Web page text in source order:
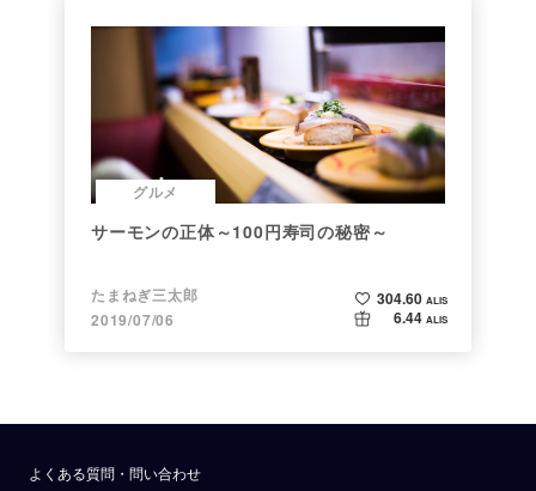
グルメ
サーモンの正体～100円寿司の秘密～
たまねぎ三太郎
2019/07/06
304.60 ALIS
6.44 ALIS
よくある質問・問い合わせ